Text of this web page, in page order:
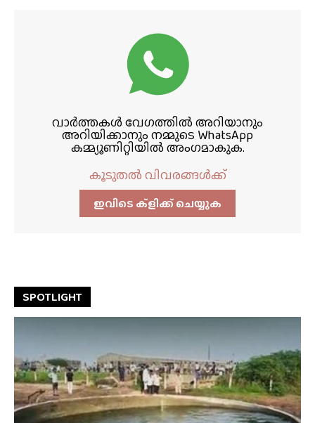
വാർത്തകൾ വേഗത്തിൽ അറിയാനും
അറിയിക്കാനും നമ്മുടെ WhatsApp
കമ്മ്യൂണിറ്റിയിൽ അംഗമാകുക.
കൂടുതൽ വിവരങ്ങൾക്ക്
ഇവിടെ ക്ളിക്ക്‌ ചെയ്യുക
SPOTLIGHT